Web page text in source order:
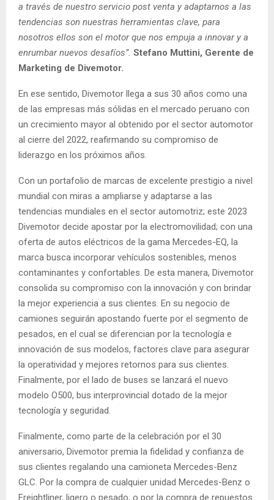
a través de nuestro servicio post venta y adaptarnos a las
tendencias son nuestras herramientas clave, para
nosotros ellos son el motor que nos empuja a innovar y a
enrumbar nuevos desafíos”. Stefano Muttini, Gerente de
Marketing de Divemotor.
En ese sentido, Divemotor llega a sus 30 años como una
de las empresas más sólidas en el mercado peruano con
un crecimiento mayor al obtenido por el sector automotor
al cierre del 2022, reafirmando su compromiso de
liderazgo en los próximos años.
Con un portafolio de marcas de excelente prestigio a nivel
mundial con miras a ampliarse y adaptarse a las
tendencias mundiales en el sector automotriz; este 2023
Divemotor decide apostar por la electromovilidad; con una
oferta de autos eléctricos de la gama Mercedes-EQ, la
marca busca incorporar vehículos sostenibles, menos
contaminantes y confortables. De esta manera, Divemotor
consolida su compromiso con la innovación y con brindar
la mejor experiencia a sus clientes. En su negocio de
camiones seguirán apostando fuerte por el segmento de
pesados, en el cual se diferencian por la tecnología e
innovación de sus modelos, factores clave para asegurar
la operatividad y mejores retornos para sus clientes.
Finalmente, por el lado de buses se lanzará el nuevo
modelo O500, bus interprovincial dotado de la mejor
tecnología y seguridad.
Finalmente, como parte de la celebración por el 30
aniversario, Divemotor premia la fidelidad y confianza de
sus clientes regalando una camioneta Mercedes-Benz
GLC. Por la compra de cualquier unidad Mercedes-Benz o
Freightliner, ligero o pesado, o por la compra de repuestos